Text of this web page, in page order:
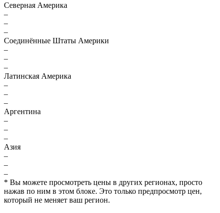
Северная Америка
–
–
–
Соединённые Штаты Америки
–
–
–
Латинская Америка
–
–
–
Аргентина
–
–
–
Азия
–
–
–
* Вы можете просмотреть цены в других регионах, просто
нажав по ним в этом блоке. Это только предпросмотр цен,
который не меняет ваш регион.